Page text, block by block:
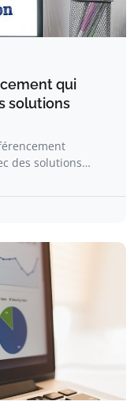
qui
solutions
des solutions…